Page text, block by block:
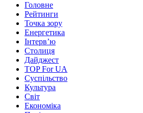
Головне
Рейтинги
Точка зору
Енергетика
Інтерв’ю
Столиця
Дайджест
TOP For UA
Суспiльство
Культура
Світ
Економіка